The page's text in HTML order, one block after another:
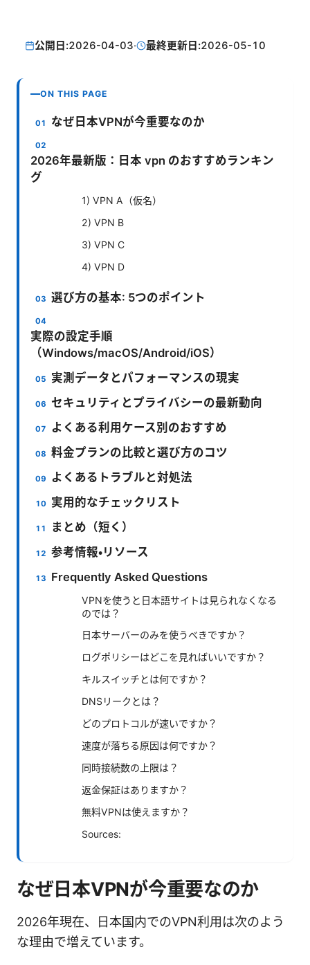
公開日:2026-04-03· 最終更新日:2026-05-10
ON THIS PAGE
なぜ日本VPNが今重要なのか
2026年最新版：日本 vpn のおすすめランキン
グ
1) VPN A（仮名）
2) VPN B
3) VPN C
4) VPN D
選び方の基本: 5つのポイント
実際の設定手順
（Windows/macOS/Android/iOS）
実測データとパフォーマンスの現実
セキュリティとプライバシーの最新動向
よくある利用ケース別のおすすめ
料金プランの比較と選び方のコツ
よくあるトラブルと対処法
実用的なチェックリスト
まとめ（短く）
参考情報・リソース
Frequently Asked Questions
VPNを使うと日本語サイトは見られなくなる
のでは？
日本サーバーのみを使うべきですか？
ログポリシーはどこを見ればいいですか？
キルスイッチとは何ですか？
DNSリークとは？
どのプロトコルが速いですか？
速度が落ちる原因は何ですか？
同時接続数の上限は？
返金保証はありますか？
無料VPNは使えますか？
Sources:
なぜ日本VPNが今重要なのか
2026年現在、日本国内でのVPN利用は次のよう
な理由で増えています。